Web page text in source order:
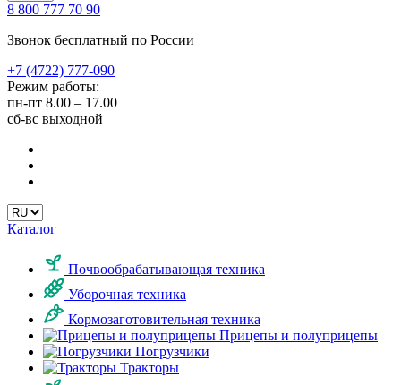
8 800 777 70 90
Звонок бесплатный по России
+7 (4722) 777-090
Режим работы:
пн-пт 8.00 – 17.00
сб-вс выходной
Каталог
Почвообрабатывающая техника
Уборочная техника
Кормозаготовительная техника
Прицепы и полуприцепы
Погрузчики
Тракторы